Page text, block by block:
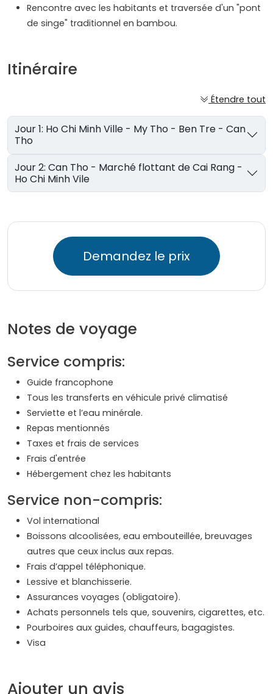
Rencontre avec les habitants et traversée d'un "pont
de singe" traditionnel en bambou.
Itinéraire
Étendre tout
Jour 1: Ho Chi Minh Ville - My Tho - Ben Tre - Can
Tho
Jour 2: Can Tho - Marché flottant de Cai Rang -
Ho Chi Minh Vile
Demandez le prix
Notes de voyage
Service compris:
Guide francophone
Tous les transferts en véhicule privé climatisé
Serviette et l’eau minérale.
Repas mentionnés
Taxes et frais de services
Frais d'entrée
Hébergement chez les habitants
Service non-compris:
Vol international
Boissons alcoolisées, eau embouteillée, breuvages
autres que ceux inclus aux repas.
Frais d’appel téléphonique.
Lessive et blanchisserie.
Assurances voyages (obligatoire).
Achats personnels tels que, souvenirs, cigarettes, etc.
Pourboires aux guides, chauffeurs, bagagistes.
Visa
Ajouter un avis